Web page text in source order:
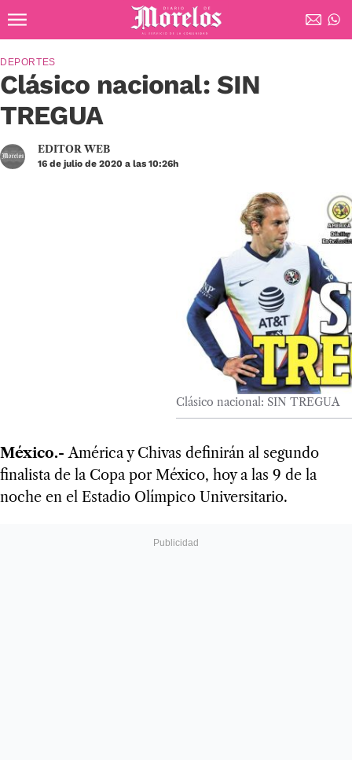
Diario de Morelos
Clásico nacional: SIN
TREGUA
DEPORTES
EDITOR WEB
16 de julio de 2020 a las 10:26h
Clásico nacional: SIN TREGUA
México.-América y Chivas definirán al segundo
finalista de la Copa por México, hoy a las 9 de la
noche en el Estadio Olímpico Universitario.